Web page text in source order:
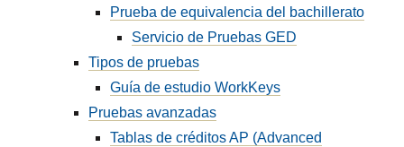
Prueba de equivalencia del bachillerato
Servicio de Pruebas GED
Tipos de pruebas
Guía de estudio WorkKeys
Pruebas avanzadas
Tablas de créditos AP (Advanced